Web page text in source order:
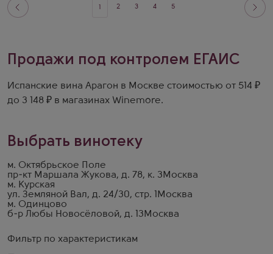
Фильтр по характеристикам
2 3 4 5
Продажи под контролем ЕГАИС
Испанские вина Арагон в Москве стоимостью от 514 ₽
до 3 148 ₽ в магазинах Winemore.
Выбрать винотеку
м. Октябрьское Поле
пр-кт Маршала Жукова, д. 78, к. 3 Москва
м. Курская
ул. Земляной Вал, д. 24/30, стр. 1
Москва
м. Одинцово
б-р Любы Новосёловой, д. 13 Москва